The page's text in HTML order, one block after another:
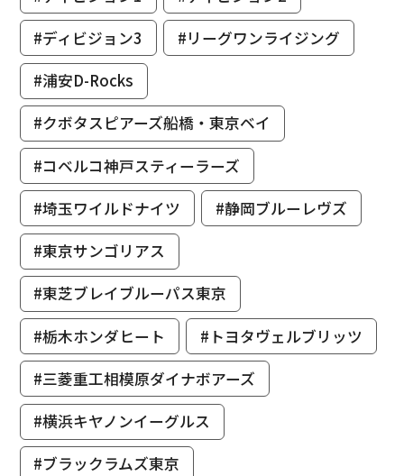
#ディビジョン3
#リーグワンライジング
#浦安D-Rocks
#クボタスピアーズ船橋・東京ベイ
#コベルコ神戸スティーラーズ
#埼玉ワイルドナイツ
#静岡ブルーレヴズ
#東京サンゴリアス
#東芝ブレイブルーパス東京
#栃木ホンダヒート
#トヨタヴェルブリッツ
#三菱重工相模原ダイナボアーズ
#横浜キヤノンイーグルス
#ブラックラムズ東京